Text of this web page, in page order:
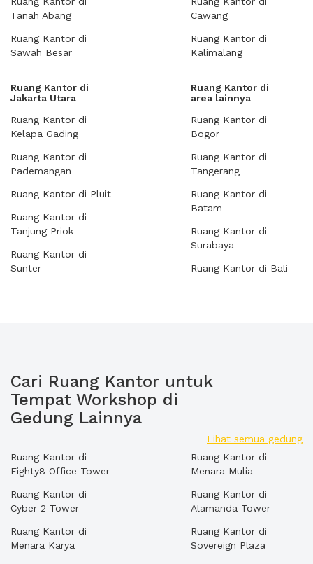
Tanah Abang
Ruang Kantor di
Sawah Besar
Cawang
Ruang Kantor di
Kalimalang
Ruang Kantor di
Jakarta Utara
Ruang Kantor di
Kelapa Gading
Ruang Kantor di
Pademangan
Ruang Kantor di Pluit
Ruang Kantor di
Tanjung Priok
Ruang Kantor di
Sunter
Ruang Kantor di
area lainnya
Ruang Kantor di
Bogor
Ruang Kantor di
Tangerang
Ruang Kantor di
Batam
Ruang Kantor di
Surabaya
Ruang Kantor di Bali
Cari Ruang Kantor untuk
Tempat Workshop di
Gedung Lainnya
Lihat semua gedung
Ruang Kantor di
Eighty8 Office Tower
Ruang Kantor di
Cyber 2 Tower
Ruang Kantor di
Menara Karya
Ruang Kantor di
Menara Mulia
Ruang Kantor di
Alamanda Tower
Ruang Kantor di
Sovereign Plaza